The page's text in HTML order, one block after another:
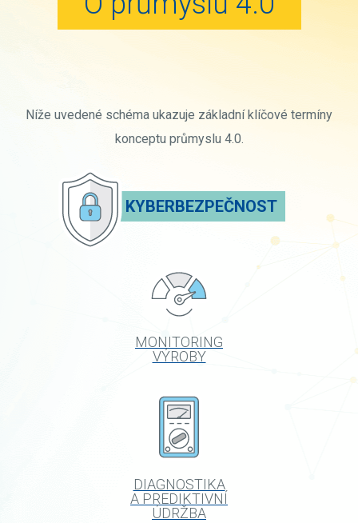
Níže uvedené schéma ukazuje základní klíčové termíny
konceptu průmyslu 4.0.
KYBERBEZPEČNOST
MONITORING
VÝROBY
DIAGNOSTIKA
A PREDIKTIVNÍ
ÚDRŽBA